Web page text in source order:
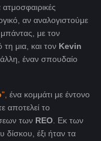
αν αναλογιστούμε
με τον
μια, και τον Kevin
έναν σπουδαίο
", ένα κομμάτι με έντονο
αποτελεί το
των REO. Εκ των
δίσκου, έξι ήταν τα